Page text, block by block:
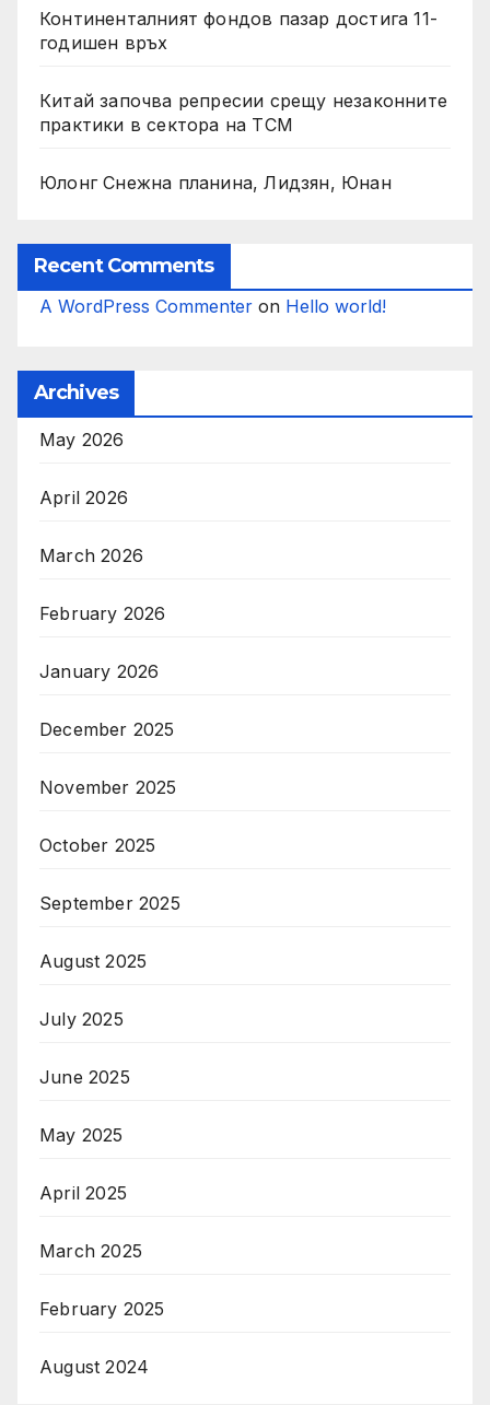
Континенталният фондов пазар достига 11-
годишен връх
Китай започва репресии срещу незаконните
практики в сектора на TCM
Юлонг Снежна планина, Лидзян, Юнан
Recent Comments
A WordPress Commenter on Hello world!
Archives
May 2026
April 2026
March 2026
February 2026
January 2026
December 2025
November 2025
October 2025
September 2025
August 2025
July 2025
June 2025
May 2025
April 2025
March 2025
February 2025
August 2024